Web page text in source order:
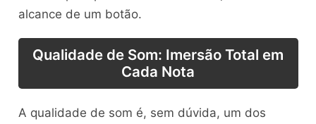
alcance de um botão.
Qualidade de Som: Imersão Total em
Cada Nota
A qualidade de som é, sem dúvida, um dos